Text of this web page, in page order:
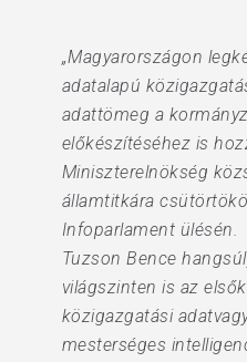
„Magyarországon
adatalapú
adattömeg a
előkészítéséhez is
Miniszterelnökség
államtitkára
Infoparlament ülésén.
Tuzson Bence
világszinten is az
közigazgatási
mesterséges